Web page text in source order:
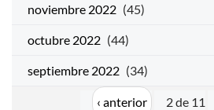
noviembre 2022 (45)
octubre 2022 (44)
septiembre 2022 (34)
‹ anterior 2 de 11